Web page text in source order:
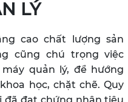
LÝ
cao chất lượng sản
cũng chú trọng việc
quản lý, để hướng
học, chặt chẽ. Quy